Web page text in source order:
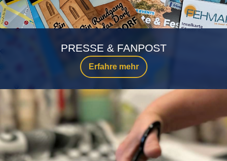
Erfahre mehr
PRESSE & FANPOST